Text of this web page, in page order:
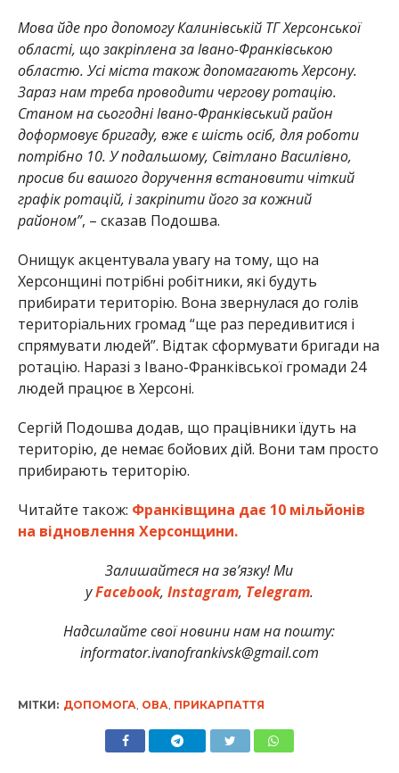
Мова йде про допомогу Калинівській ТГ Херсонської
області, що закріплена за Івано-Франківською
областю. Усі міста також допомагають Херсону.
Зараз нам треба проводити чергову ротацію.
Станом на сьогодні Івано-Франківський район
доформовує бригаду, вже є шість осіб, для роботи
потрібно 10. У подальшому, Світлано Василівно,
просив би вашого доручення встановити чіткий
графік ротацій, і закріпити його за кожний
районом”, – сказав Подошва.
Онищук акцентувала увагу на тому, що на
Херсонщині потрібні робітники, які будуть
прибирати територію. Вона звернулася до голів
територіальних громад “ще раз передивитися і
спрямувати людей”. Відтак сформувати бригади на
ротацію. Наразі з Івано-Франківської громади 24
людей працює в Херсоні.
Сергій Подошва додав, що працівники їдуть на
територію, де немає бойових дій. Вони там просто
прибирають територію.
Читайте також: Франківщина дає 10 мільйонів
на відновлення Херсонщини.
Залишайтеся на зв’язку! Ми
уFacebook, Instagram, Telegram.
Надсилайте свої новини нам на пошту:
informator.ivanofrankivsk@gmail.com
МІТКИ: ДОПОМОГА, ОВА, ПРИКАРПАТТЯ